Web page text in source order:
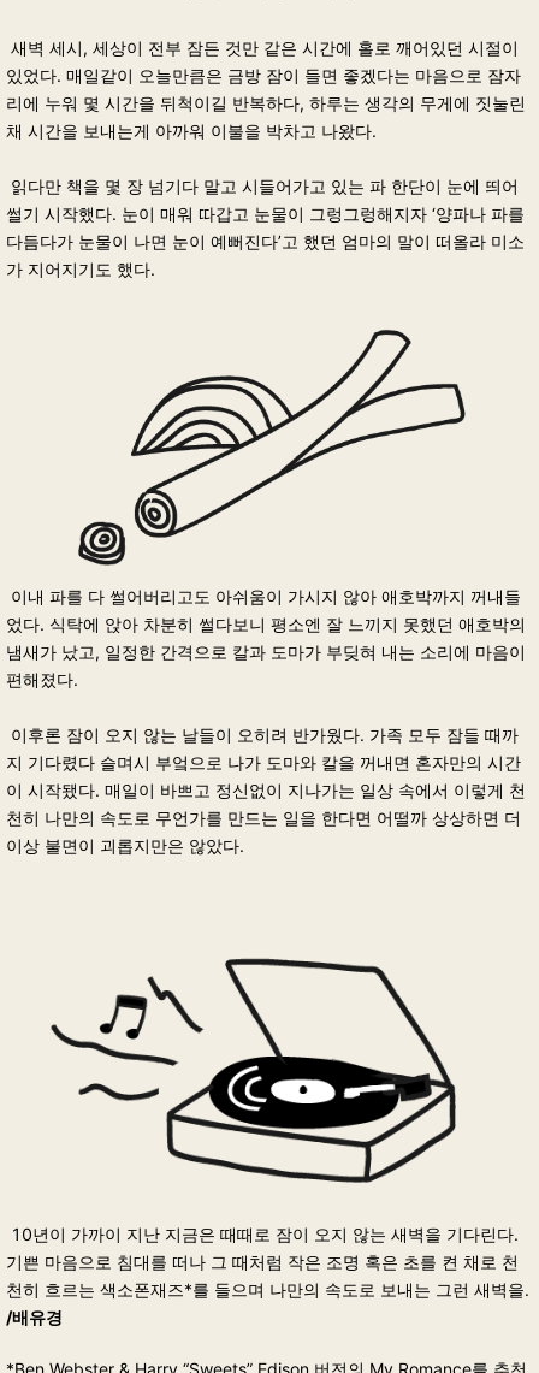
새벽 세시, 세상이 전부 잠든 것만 같은 시간에 홀로 깨어있던 시절이
있었다. 매일같이 오늘만큼은 금방 잠이 들면 좋겠다는 마음으로 잠자
리에 누워 몇 시간을 뒤척이길 반복하다, 하루는 생각의 무게에 짓눌린
채 시간을 보내는게 아까워 이불을 박차고 나왔다.
읽다만 책을 몇 장 넘기다 말고 시들어가고 있는 파 한단이 눈에 띄어
썰기 시작했다. 눈이 매워 따갑고 눈물이 그렁그렁해지자 ‘양파나 파를
다듬다가 눈물이 나면 눈이 예뻐진다’고 했던 엄마의 말이 떠올라 미소
가 지어지기도 했다.
이내 파를 다 썰어버리고도 아쉬움이 가시지 않아 애호박까지 꺼내들
었다. 식탁에 앉아 차분히 썰다보니 평소엔 잘 느끼지 못했던 애호박의
냄새가 났고, 일정한 간격으로 칼과 도마가 부딪혀 내는 소리에 마음이
편해졌다.
이후론 잠이 오지 않는 날들이 오히려 반가웠다. 가족 모두 잠들 때까
지 기다렸다 슬며시 부엌으로 나가 도마와 칼을 꺼내면 혼자만의 시간
이 시작됐다. 매일이 바쁘고 정신없이 지나가는 일상 속에서 이렇게 천
천히 나만의 속도로 무언가를 만드는 일을 한다면 어떨까 상상하면 더
이상 불면이 괴롭지만은 않았다.
10년이 가까이 지난 지금은 때때로 잠이 오지 않는 새벽을 기다린다.
기쁜 마음으로 침대를 떠나 그 때처럼 작은 조명 혹은 초를 켠 채로 천
천히 흐르는 색소폰재즈*를 들으며 나만의 속도로 보내는 그런 새벽을.
/배유경
*Ben Webster & Harry “Sweets” Edison 버전의 My Romance를 추천